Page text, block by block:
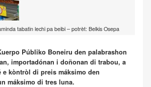
tabatin lechi pa beibi – potrèt: Belkis Osepa
Públiko Boneiru den palabrashon
importadónan i doñonan di trabou, a
kòntròl di preis máksimo den
máksimo di tres luna.